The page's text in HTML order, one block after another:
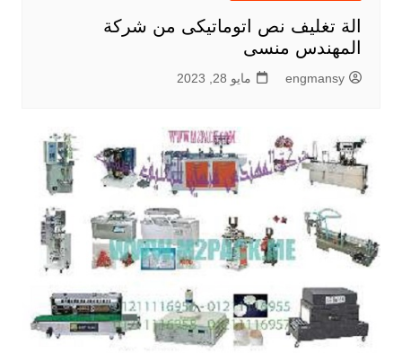
الة تغليف نص اتوماتيكى من شركة
المهندس منسى
engmansy مايو 28, 2023